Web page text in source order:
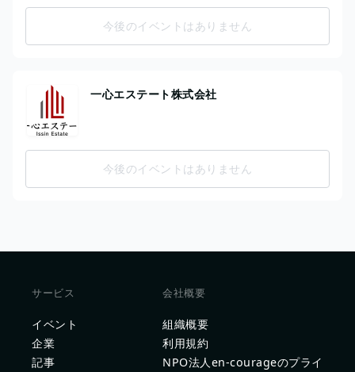
今後のイベントはありません
一心エステート株式会社
今後のイベントはありません
サービス
イベント
企業
記事
会社概要
組織概要
利用規約
NPO法人en-courageのプライ